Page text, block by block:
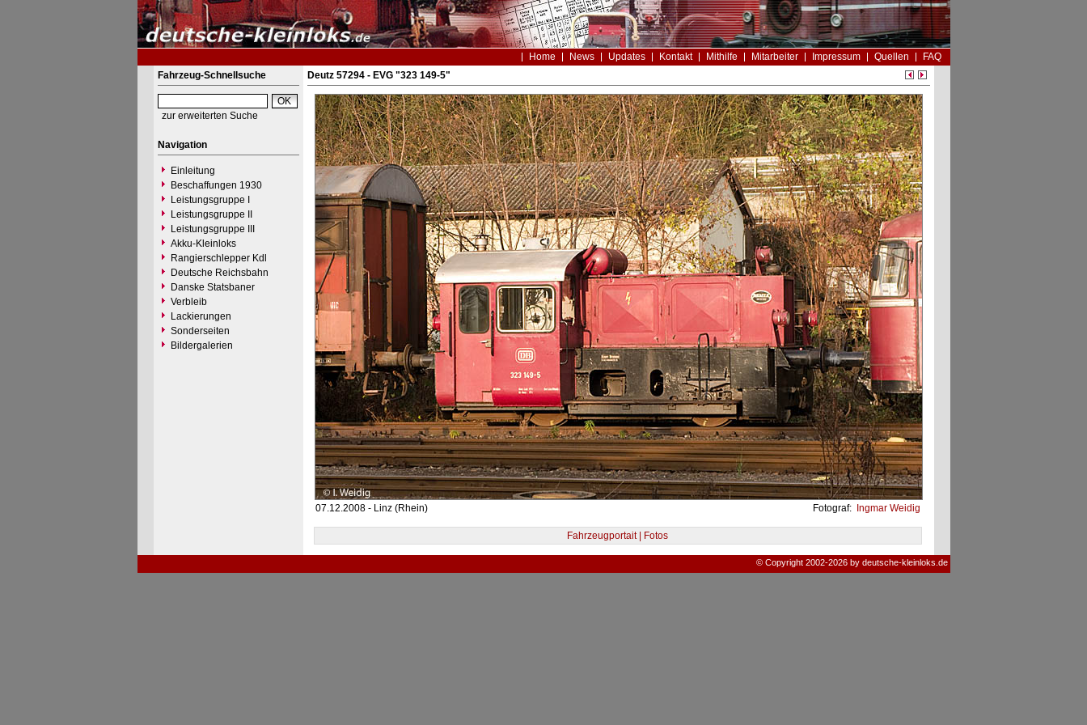
Home News Updates Kontakt Mithilfe Mitarbeiter Impressum Quellen
FAQ
Fahrzeug-Schnellsuche
zur erweiterten Suche
Navigation
Einleitung
Beschaffungen 1930
Leistungsgruppe I
Leistungsgruppe II
Leistungsgruppe III
Akku-Kleinloks
Rangierschlepper Kdl
Deutsche Reichsbahn
Danske Statsbaner
Verbleib
Lackierungen
Sonderseiten
Bildergalerien
Deutz 57294 - EVG "323 149-5"
07.12.2008 - Linz (Rhein) Fotograf: Ingmar Weidig
Fahrzeugportait | Fotos
© Copyright 2002-2026 by deutsche-kleinloks.de